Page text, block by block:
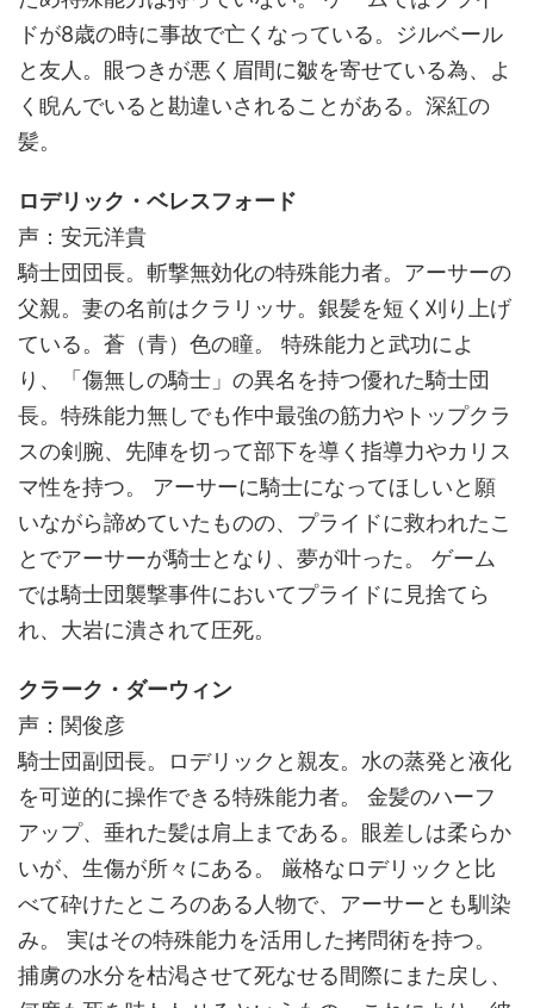
ドが8歳の時に事故で亡くなっている。ジルベール
と友人。眼つきが悪く眉間に皺を寄せている為、よ
く睨んでいると勘違いされることがある。深紅の
髪。
ロデリック・ベレスフォード
声：安元洋貴
騎士団団長。斬撃無効化の特殊能力者。アーサーの
父親。妻の名前はクラリッサ。銀髪を短く刈り上げ
ている。蒼（青）色の瞳。 特殊能力と武功によ
り、「傷無しの騎士」の異名を持つ優れた騎士団
長。特殊能力無しでも作中最強の筋力やトップクラ
スの剣腕、先陣を切って部下を導く指導力やカリス
マ性を持つ。 アーサーに騎士になってほしいと願
いながら諦めていたものの、プライドに救われたこ
とでアーサーが騎士となり、夢が叶った。 ゲーム
では騎士団襲撃事件においてプライドに見捨てら
れ、大岩に潰されて圧死。
クラーク・ダーウィン
声：関俊彦
騎士団副団長。ロデリックと親友。水の蒸発と液化
を可逆的に操作できる特殊能力者。 金髪のハーフ
アップ、垂れた髪は肩上まである。眼差しは柔らか
いが、生傷が所々にある。 厳格なロデリックと比
べて砕けたところのある人物で、アーサーとも馴染
み。 実はその特殊能力を活用した拷問術を持つ。
捕虜の水分を枯渇させて死なせる間際にまた戻し、